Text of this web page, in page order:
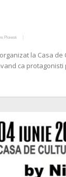
Ploiesti
la Casa
ca